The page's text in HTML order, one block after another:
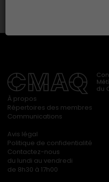
À propos
Répertoires des membres
Communications
Avis légal
Politique de confidentialité
Contactez-nous
du lundi au vendredi
de 8h30 à 17h00